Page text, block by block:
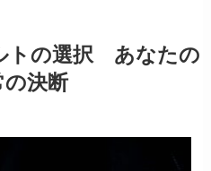
トの選択 あなたの
の決断